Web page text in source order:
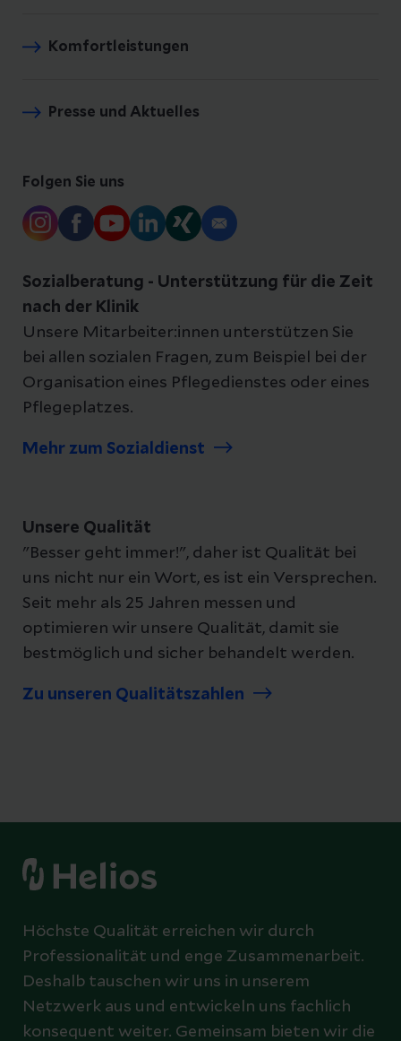
Komfortleistungen
Presse und Aktuelles
Folgen Sie uns
Sozialberatung - Unterstützung für die Zeit
nach der Klinik
Unsere Mitarbeiter:innen unterstützen Sie
bei allen sozialen Fragen, zum Beispiel bei der
Organisation eines Pflegedienstes oder eines
Pflegeplatzes.
Mehr zum Sozialdienst
Unsere Qualität
"Besser geht immer!", daher ist Qualität bei
uns nicht nur ein Wort, es ist ein Versprechen.
Seit mehr als 25 Jahren messen und
optimieren wir unsere Qualität, damit sie
bestmöglich und sicher behandelt werden.
Zu unseren Qualitätszahlen
Höchste Qualität erreichen wir durch
Professionalität und enge Zusammenarbeit.
Deshalb tauschen wir uns in unserem
Netzwerk aus und entwickeln uns fachlich
konsequent weiter. Gemeinsam bieten wir die